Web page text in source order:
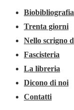
Trenta giorni
Nello scrigno
Fascisteria
La libreria
Dicono di noi
Contatti